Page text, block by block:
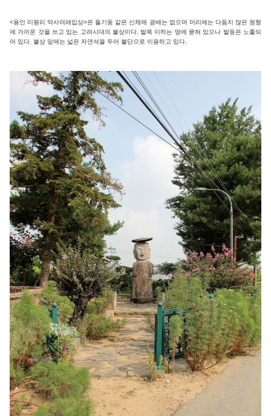
<용인 미평리 약사여래입상>은 돌기둥 같은 신체에 광배는 없으며 머리에는 다듬지 않은 원형
에 가까운 갓을 쓰고 있는 고려시대의 불상이다. 발목 이하는 땅에 묻혀 있으나 발등은 노출되
어 있다. 불상 앞에는 넓은 자연석을 두어 불단으로 이용하고 있다.